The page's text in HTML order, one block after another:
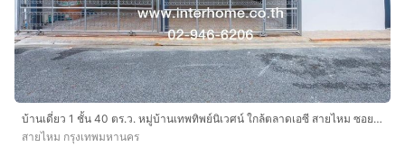
บ้านเดี่ยว 1 ชั้น 40 ตร.ว. หมู่บ้านเทพทิพย์นิเวศน์ ใกล้ตลาดเอซี สายไหม ซอยสายไหม10 ถนนสายไหม เขตสายไหม กรุงเทพมหานคร
สายไหม กรุงเทพมหานคร